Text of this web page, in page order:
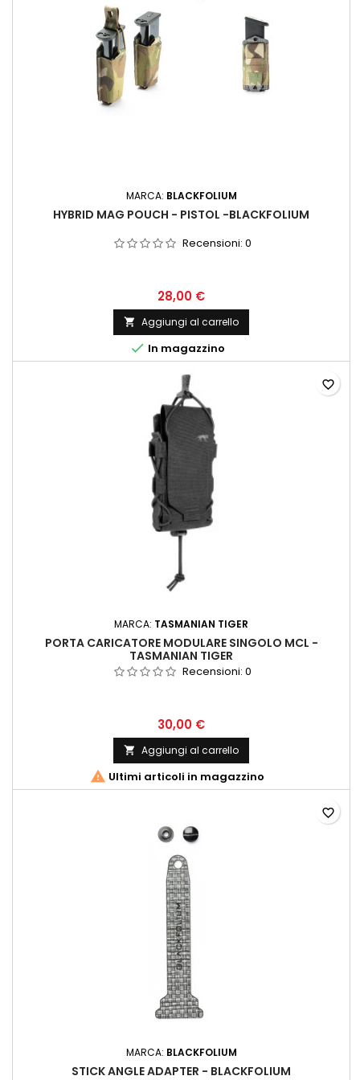
MARCA: BLACKFOLIUM
HYBRID MAG POUCH - PISTOL -BLACKFOLIUM
Recensioni: 0
28,00 €
 Aggiungi al carrello
 In magazzino
MARCA: TASMANIAN TIGER
PORTA CARICATORE MODULARE SINGOLO MCL -
TASMANIAN TIGER
Recensioni: 0
30,00 €
 Aggiungi al carrello
 Ultimi articoli in magazzino
favorite_border
MARCA: BLACKFOLIUM
STICK ANGLE ADAPTER - BLACKFOLIUM
favorite_border